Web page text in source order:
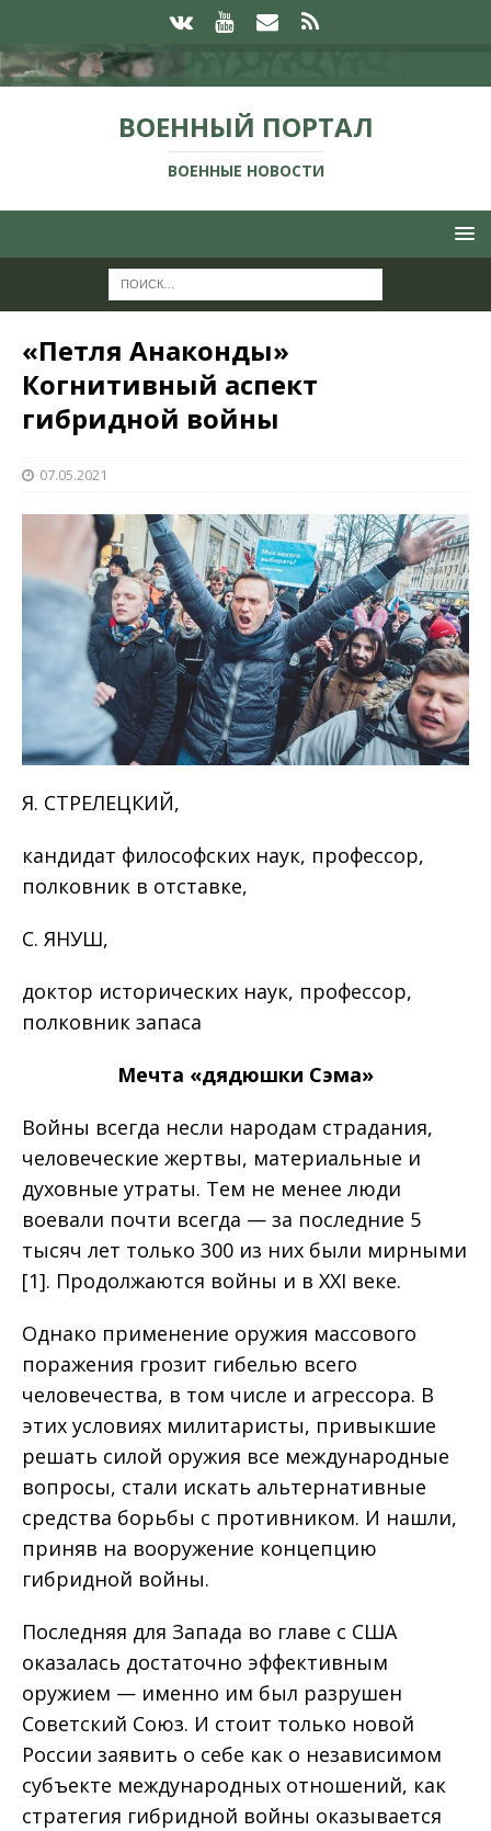
ВОЕННЫЙ ПОРТАЛ
ВОЕННЫЕ НОВОСТИ
«Петля Анаконды»
Когнитивный аспект
гибридной войны
07.05.2021
Я. СТРЕЛЕЦКИЙ,
кандидат философских наук, профессор,
полковник в отставке,
С. ЯНУШ,
доктор исторических наук, профессор,
полковник запаса
Мечта «дядюшки Сэма»
Войны всегда несли народам страдания,
человеческие жертвы, материальные и
духовные утраты. Тем не менее люди
воевали почти всегда — за последние 5
тысяч лет только 300 из них были мирными
[1]. Продолжаются войны и в XXI веке.
Однако применение оружия массового
поражения грозит гибелью всего
человечества, в том числе и агрессора. В
этих условиях милитаристы, привыкшие
решать силой оружия все международные
вопросы, стали искать альтернативные
средства борьбы с противником. И нашли,
приняв на вооружение концепцию
гибридной войны.
Последняя для Запада во главе с США
оказалась достаточно эффективным
оружием — именно им был разрушен
Советский Союз. И стоит только новой
России заявить о себе как о независимом
субъекте международных отношений, как
стратегия гибридной войны оказывается